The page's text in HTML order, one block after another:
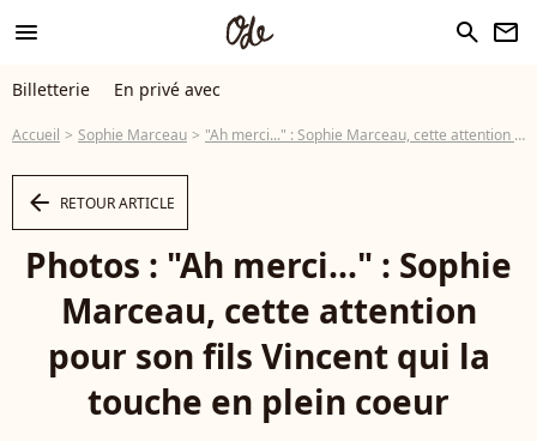
menu search newsletter
Billetterie En privé avec
Accueil Sophie Marceau "Ah merci..." : Sophie Marceau, cette attention pour son fils Vincent qui la touche en plein coeur
arrow_left RETOUR ARTICLE
Photos : "Ah merci..." : Sophie
Marceau, cette attention
pour son fils Vincent qui la
touche en plein coeur